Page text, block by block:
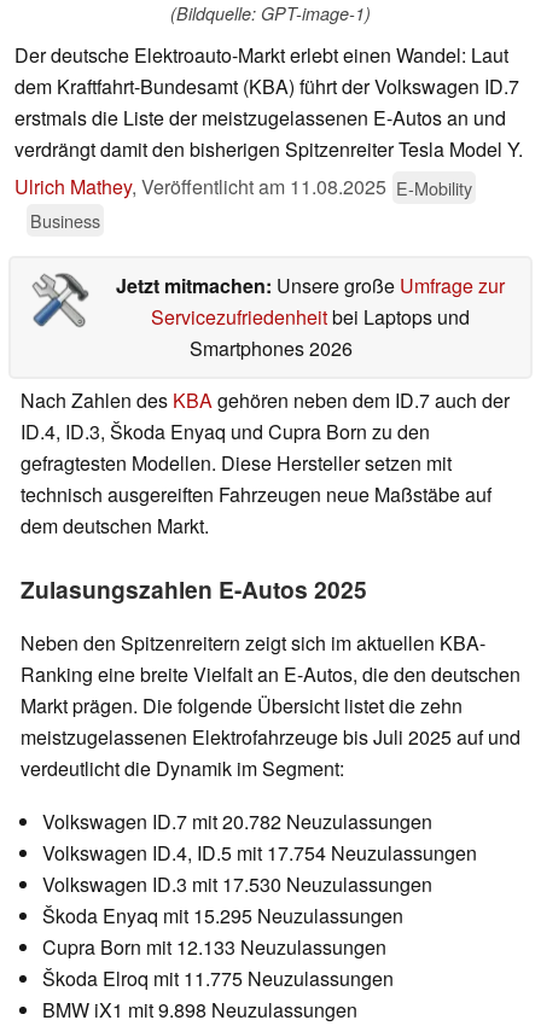
(Bildquelle: GPT-image-1)
Der deutsche Elektroauto-Markt erlebt einen Wandel: Laut
dem Kraftfahrt-Bundesamt (KBA) führt der Volkswagen ID.7
erstmals die Liste der meistzugelassenen E-Autos an und
verdrängt damit den bisherigen Spitzenreiter Tesla Model Y.
Ulrich Mathey, Veröffentlicht am 11.08.2025 E-Mobility
Business
Jetzt mitmachen: Unsere große Umfrage zur
Servicezufriedenheitbei Laptops und
Smartphones 2026
Nach Zahlen des KBAgehören neben dem ID.7 auch der
ID.4, ID.3, Škoda Enyaq und Cupra Born zu den
gefragtesten Modellen. Diese Hersteller setzen mit
technisch ausgereiften Fahrzeugen neue Maßstäbe auf
dem deutschen Markt.
Zulasungszahlen E-Autos 2025
Neben den Spitzenreitern zeigt sich im aktuellen KBA-
Ranking eine breite Vielfalt an E-Autos, die den deutschen
Markt prägen. Die folgende Übersicht listet die zehn
meistzugelassenen Elektrofahrzeuge bis Juli 2025 auf und
verdeutlicht die Dynamik im Segment:
Volkswagen ID.7 mit 20.782 Neuzulassungen
Volkswagen ID.4, ID.5 mit 17.754 Neuzulassungen
Volkswagen ID.3 mit 17.530 Neuzulassungen
Škoda Enyaq mit 15.295 Neuzulassungen
Cupra Born mit 12.133 Neuzulassungen
Škoda Elroq mit 11.775 Neuzulassungen
BMW iX1 mit 9.898 Neuzulassungen